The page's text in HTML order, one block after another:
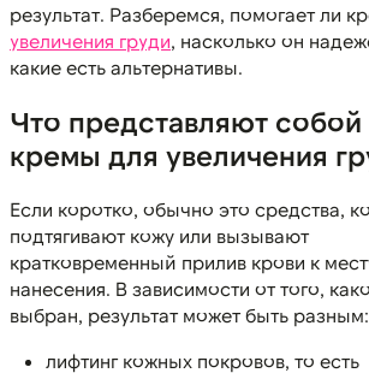
результат. Разберемся, помогает ли
увеличения груди, насколько он
какие есть альтернативы.
Что представляют собой
кремы для увеличения
Если коротко, обычно это средства,
подтягивают кожу или вызывают
кратковременный прилив крови к
нанесения. В зависимости от того,
выбран, результат может быть разным:
лифтинг кожных покровов, то есть